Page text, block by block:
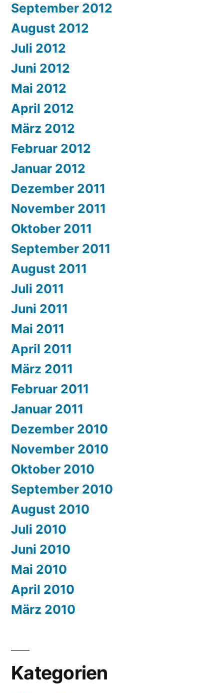
September 2012
August 2012
Juli 2012
Juni 2012
Mai 2012
April 2012
März 2012
Februar 2012
Januar 2012
Dezember 2011
November 2011
Oktober 2011
September 2011
August 2011
Juli 2011
Juni 2011
Mai 2011
April 2011
März 2011
Februar 2011
Januar 2011
Dezember 2010
November 2010
Oktober 2010
September 2010
August 2010
Juli 2010
Juni 2010
Mai 2010
April 2010
März 2010
Kategorien